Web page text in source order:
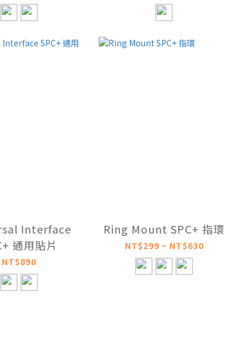
Interface
通用貼片
NT$890
Ring Mount SPC+ 指環
NT$299 ~ NT$630